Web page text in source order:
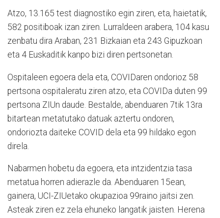
Atzo, 13.165 test diagnostiko egin ziren, eta, haietatik,
582 positiboak izan ziren. Lurraldeen arabera, 104 kasu
zenbatu dira Araban, 231 Bizkaian eta 243 Gipuzkoan
eta 4 Euskaditik kanpo bizi diren pertsonetan.
Ospitaleen egoera dela eta, COVIDaren ondorioz 58
pertsona ospitaleratu ziren atzo, eta COVIDa duten 99
pertsona ZIUn daude. Bestalde, abenduaren 7tik 13ra
bitartean metatutako datuak aztertu ondoren,
ondoriozta daiteke COVID dela eta 99 hildako egon
direla.
Nabarmen hobetu da egoera, eta intzidentzia tasa
metatua horren adierazle da. Abenduaren 15ean,
gainera, UCI-ZIUetako okupazioa 99raino jaitsi zen.
Asteak ziren ez zela ehuneko langatik jaisten. Herena